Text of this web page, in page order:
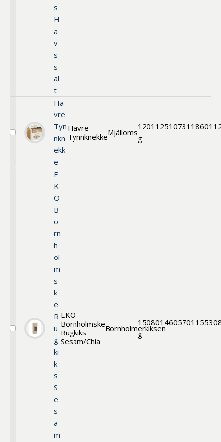
s
H
a
v
s
s
al
t
Välj
Ha
vre
Tyn
nkn
ekk
e
Havre
TynnknekkeMjälloms
120
g
11251
Välj
E
K
O
B
o
rn
h
ol
m
s
k
e
R
u
g
ki
k
s
S
e
s
a
m
EKO
Bornholmske
Rugkiks
Sesam/Chia
Bornholmerkiksen
150
g
80146